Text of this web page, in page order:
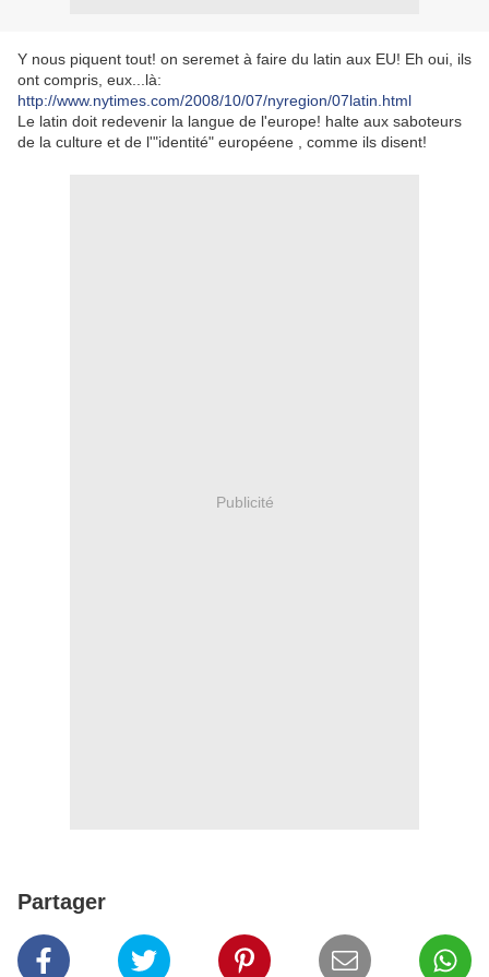
Y nous piquent tout! on seremet à faire du latin aux EU! Eh oui, ils
ont compris, eux...là:
http://www.nytimes.com/2008/10/07/nyregion/07latin.html
Le latin doit redevenir la langue de l'europe! halte aux saboteurs
de la culture et de l'"identité" européene , comme ils disent!
Publicité
Partager